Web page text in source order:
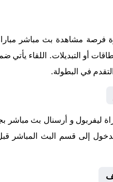
فرصة مشاهدة بث مباشر
أو التبديلات. اللقاء
في البطولة.
ليفربول و أرسنال بث مباشر
إلى قسم البث المباشر